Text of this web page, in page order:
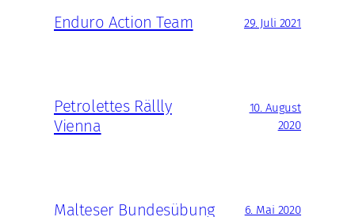
Enduro Action Team 29. Juli 2021
Petrolettes Rällly
Vienna
10. August
2020
Malteser Bundesübung 6. Mai 2020